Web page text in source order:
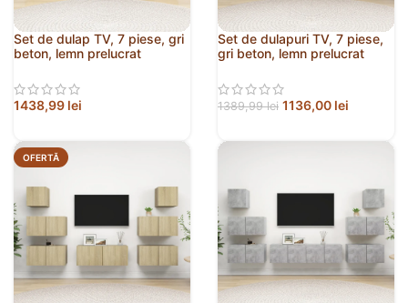
Set de dulap TV, 7 piese, gri
beton, lemn prelucrat
1438,99 lei
Set de dulapuri TV, 7 piese,
gri beton, lemn prelucrat
1389,99lei 1136,00 lei
OFERTĂ